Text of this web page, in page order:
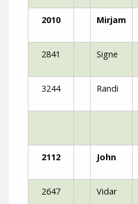
2010 Mirjam
2841 Signe
3244 Randi
2112 John
2647 Vidar